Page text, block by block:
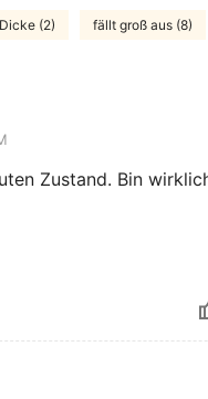
(2) fällt groß aus (8)
Zustand. Bin